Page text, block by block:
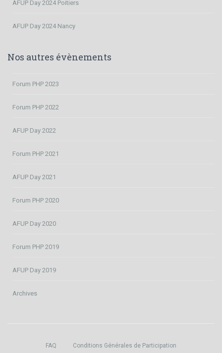
AFUP Day 2024 Poitiers
AFUP Day 2024 Nancy
Nos autres évènements
Forum PHP 2023
Forum PHP 2022
AFUP Day 2022
Forum PHP 2021
AFUP Day 2021
Forum PHP 2020
AFUP Day 2020
Forum PHP 2019
AFUP Day 2019
Archives
FAQ Conditions Générales de Participation